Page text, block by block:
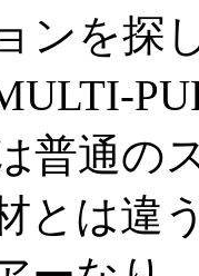
ンを探
普通の
とは違